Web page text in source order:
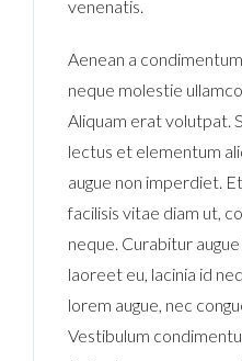
venenatis.
Aenean a
neque molestie
Aliquam erat volutpat.
lectus et elementum
augue non imperdiet.
facilisis vitae diam ut,
neque. Curabitur
laoreet eu, lacinia id
lorem augue, nec
Vestibulum